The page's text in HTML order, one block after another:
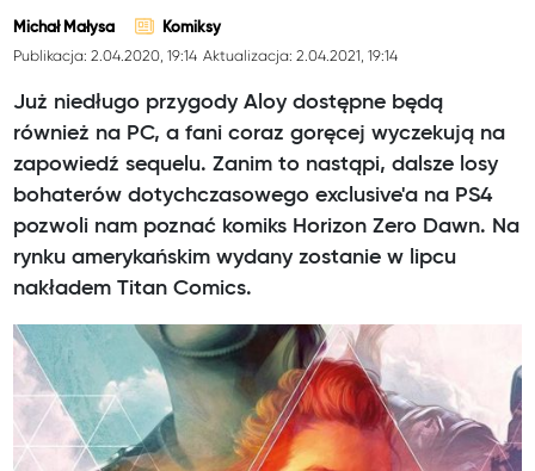
Michał Małysa Komiksy
Publikacja: 2.04.2020, 19:14 Aktualizacja: 2.04.2021, 19:14
Już niedługo przygody Aloy dostępne będą
również na PC, a fani coraz goręcej wyczekują na
zapowiedź sequelu. Zanim to nastąpi, dalsze losy
bohaterów dotychczasowego exclusive'a na PS4
pozwoli nam poznać komiks Horizon Zero Dawn. Na
rynku amerykańskim wydany zostanie w lipcu
nakładem Titan Comics.